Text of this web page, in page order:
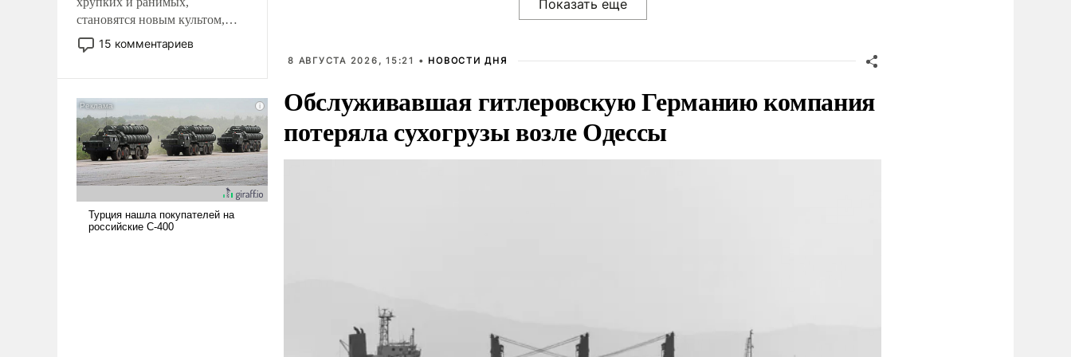
становятся новым культом,
постепенно вытесняя и
отменяя традиционное
ударами судьбы, брать на себя
ответственность, помогать
слабым, идти вперед и
адаптироваться.
15 комментариев
8 АВГУСТА 2026, 15:21 • НОВОСТИ ДНЯ
Обслуживавшая гитлеровскую Германию компания
потеряла сухогрузы возле Одессы